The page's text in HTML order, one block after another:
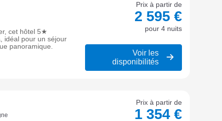
cet hôtel 5★
idéal pour un séjour
panoramique.
Prix à partir de
2 595 €
pour 4 nuits
Voir les
disponibilités
Prix à partir de
1 354 €